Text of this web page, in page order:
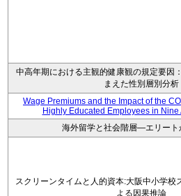
中高年期における主観的健康観の規定要因
まえた性別層別分析
Wage Premiums and the Impact of the
Highly Educated Employees in
海外留学と社会階層―エリート
スクリーンタイムと人的資本:大阪中小学校
よる因果推論